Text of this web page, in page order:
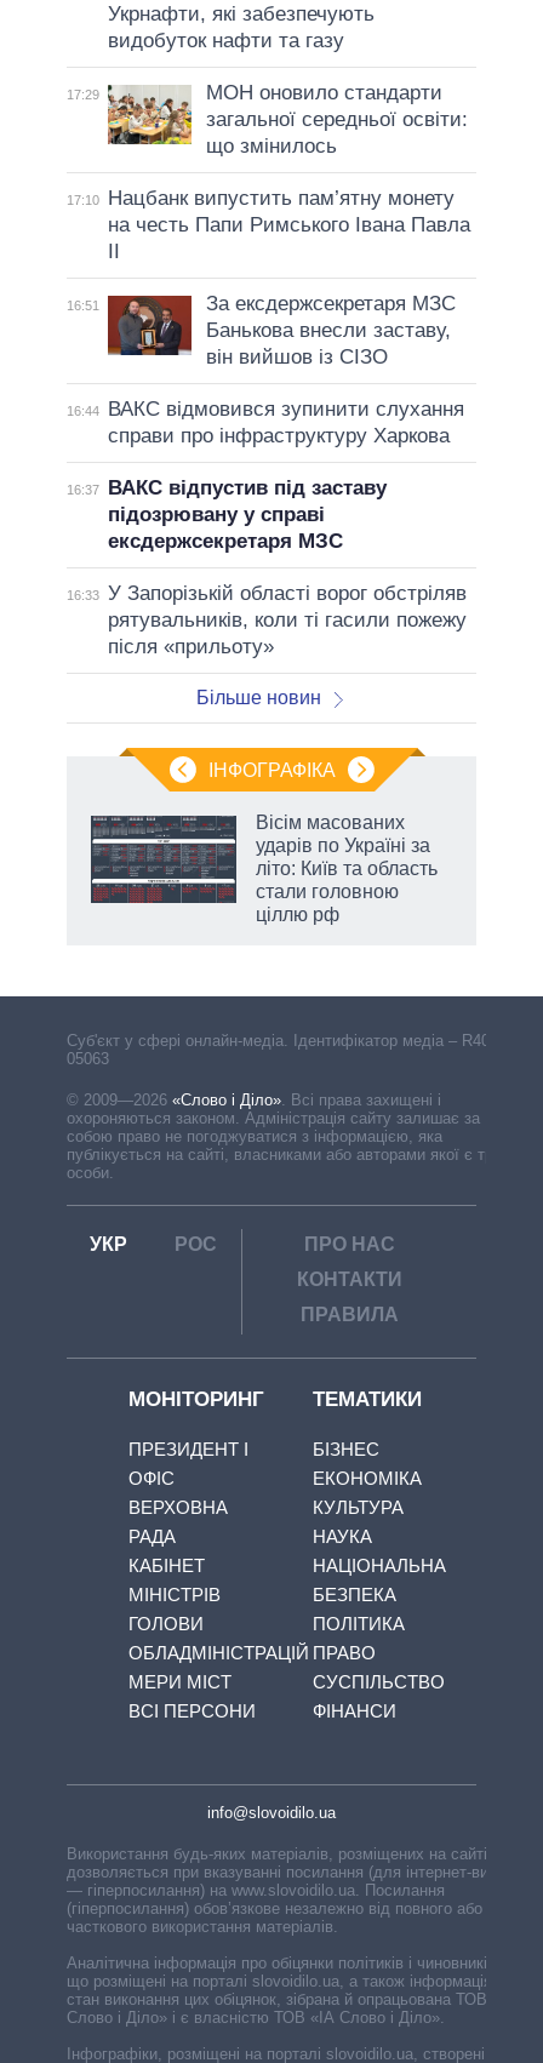
Укрнафти, які забезпечують
видобуток нафти та газу
17:29
МОН оновило стандарти
загальної середньої освіти:
що змінилось
17:10
Нацбанк випустить пам’ятну монету
на честь Папи Римського Івана Павла
II
16:51
За ексдержсекретаря МЗС
Банькова внесли заставу,
він вийшов із СІЗО
16:44
ВАКС відмовився зупинити слухання
справи про інфраструктуру Харкова
16:37
ВАКС відпустив під заставу
підозрювану у справі
ексдержсекретаря МЗС
16:33 У Запорізькій області ворог обстріляв
рятувальників, коли ті гасили пожежу
після «прильоту»
Більше новин
ІНФОГРАФІКА
Вісім масованих
ударів по Україні за
літо: Київ та область
стали головною
ціллю рф
Cуб'єкт у сфері онлайн-медіа. Ідентифікатор медіа – R40-
05063
© 2009—2026 «Слово і Діло»
Всі права захищені і
охороняються законом. Адміністрація сайту залишає за
собою право не погоджуватися з інформацією, яка
публікується на сайті, власниками або авторами якої є треті
особи.
УКР РОС
ПРО НАС
КОНТАКТИ
ПРАВИЛА
МОНІТОРИНГ
ПРЕЗИДЕНТ І
ОФІС
ВЕРХОВНА
РАДА
КАБІНЕТ
МІНІСТРІВ
ГОЛОВИ
ОБЛАДМІНІСТРАЦІЙ
МЕРИ МІСТ
ВСІ ПЕРСОНИ
ТЕМАТИКИ
БІЗНЕС
ЕКОНОМІКА
КУЛЬТУРА
НАУКА
НАЦІОНАЛЬНА
БЕЗПЕКА
ПОЛІТИКА
ПРАВО
СУСПІЛЬСТВО
ФІНАНСИ
info@slovoidilo.ua
Використання будь-яких матеріалів, розміщених на сайті,
дозволяється при вказуванні посилання (для інтернет-видань
— гіперпосилання) на www.slovoidilo.ua. Посилання
(гіперпосилання) обов’язкове незалежно від повного або
часткового використання матеріалів.
Аналітична інформація про обіцянки політиків і чиновників,
що розміщені на порталі slovoidilo.ua, а також інформація про
стан виконання цих обіцянок, зібрана й опрацьована ТОВ «ІА
Слово і Діло» і є власністю ТОВ «ІА Слово і Діло».
Інфографіки, розміщені на порталі slovoidilo.ua, створені ГО